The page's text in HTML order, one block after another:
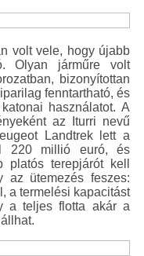
volt vele, hogy újabb
Olyan járműre volt
bizonyítottan
fenntartható, és
használatot. A
az Iturri nevű
Landtrek lett a
220 millió euró, és
terepjárót kell
az ütemezés feszes:
a termelési kapacitást
a teljes flotta akár a